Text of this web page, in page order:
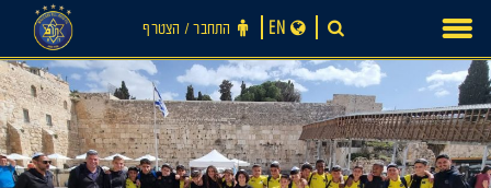
content
התחבר ‪/‬ הצטרף EN